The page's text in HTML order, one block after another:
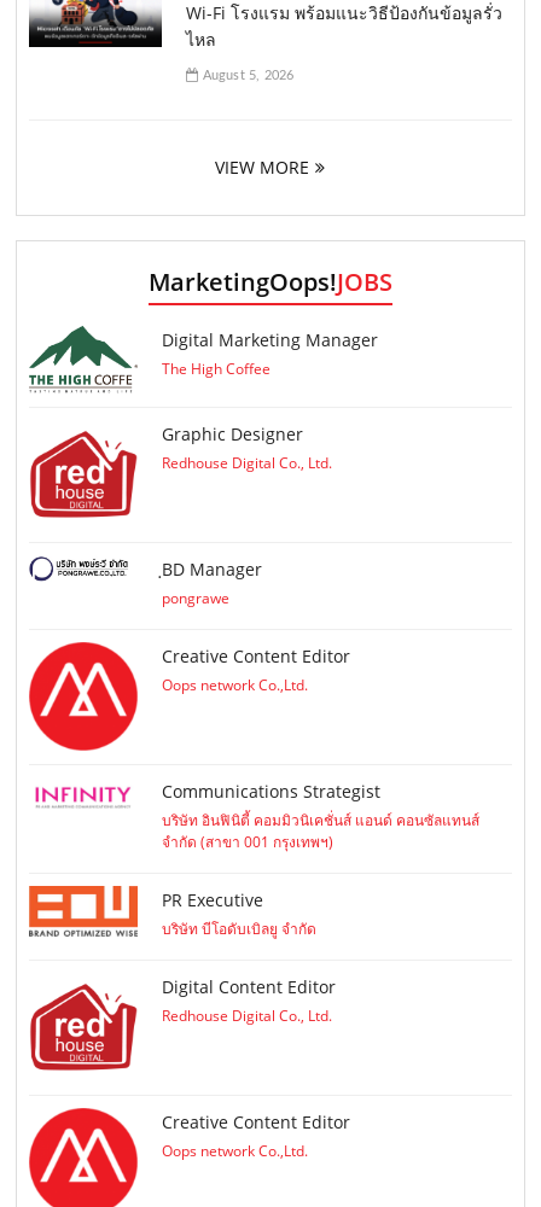
Wi-Fi โรงแรม พร้อมแนะวิธีป้องกันข้อมูลรั่ว
ไหล
August 5, 2026
VIEW MORE
MarketingOops!JOBS
Digital Marketing Manager
The High Coffee
Graphic Designer
Redhouse Digital Co., Ltd.
ฺBD Manager
pongrawe
Creative Content Editor
Oops network Co.,Ltd.
Communications Strategist
บริษัท อินฟินิตี้ คอมมิวนิเคชั่นส์ แอนด์ คอนซัลแทนส์
จำกัด (สาขา 001 กรุงเทพฯ)
PR Executive
บริษัท บีโอดับเบิลยู จำกัด
Digital Content Editor
Redhouse Digital Co., Ltd.
Creative Content Editor
Oops network Co.,Ltd.